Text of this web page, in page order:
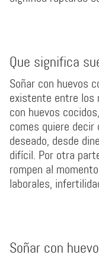
Que significa
Soñar con huevos
existente entre los
con huevos
comes quiere
deseado, desde
difícil. Por otra
rompen al
laborales,
Soñar con